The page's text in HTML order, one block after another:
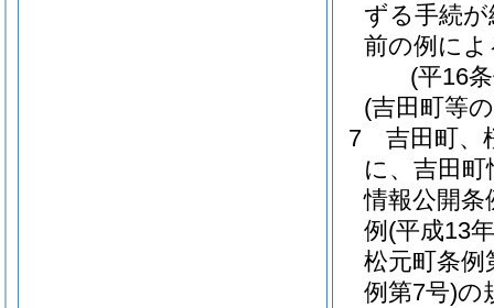
ずる手続
前の例によ
(平16
(吉田町等
7
吉田町、
に、吉田
情報公開条
例 (平成13
松元町条例
例第7号)の